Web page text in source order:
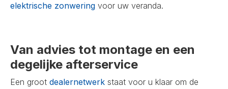
elektrische zonwering voor uw veranda.
Van advies tot montage en een
degelijke afterservice
Een groot dealernetwerk staat voor u klaar om de